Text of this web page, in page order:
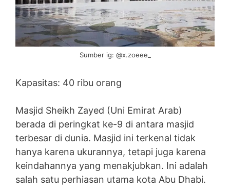
Sumber ig: @x.zoeee_
Kapasitas: 40 ribu orang
Masjid Sheikh Zayed (Uni Emirat Arab)
berada di peringkat ke-9 di antara masjid
terbesar di dunia. Masjid ini terkenal tidak
hanya karena ukurannya, tetapi juga karena
keindahannya yang menakjubkan. Ini adalah
salah satu perhiasan utama kota Abu Dhabi.